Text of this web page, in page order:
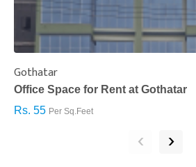
Gothatar
Office Space for Rent at Gothatar
Rs. 55 Per Sq.Feet
‹ ›